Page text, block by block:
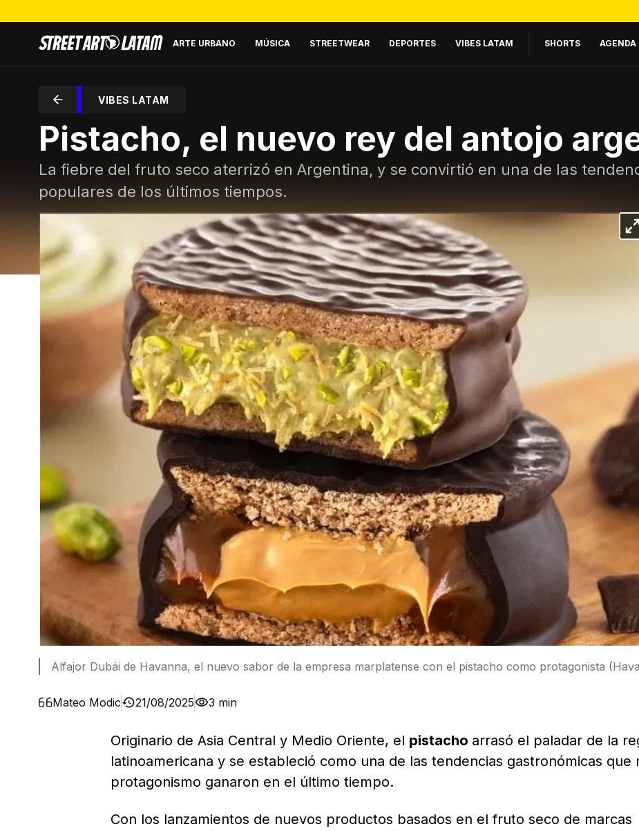
ARTE URBANO MÚSICA STREETWEAR DEPORTES VIBES LATAM SHORTS AGENDA
VIBES LATAM
Pistacho, el nuevo rey del antojo
La fiebre del fruto seco aterrizó en Argentina, y se convirtió en una de las
populares de los últimos tiempos.
Alfajor Dubái de Havanna, el nuevo sabor de la empresa marplatense con el pistacho como protagonista
Mateo Modic 21/08/2025 3 min
Originario de Asia Central y Medio Oriente, el pistacho arrasó el paladar de la
latinoamericana y se estableció como una de las tendencias gastronómicas que
protagonismo ganaron en el último tiempo.
Con los lanzamientos de nuevos productos basados en el fruto seco de marcas